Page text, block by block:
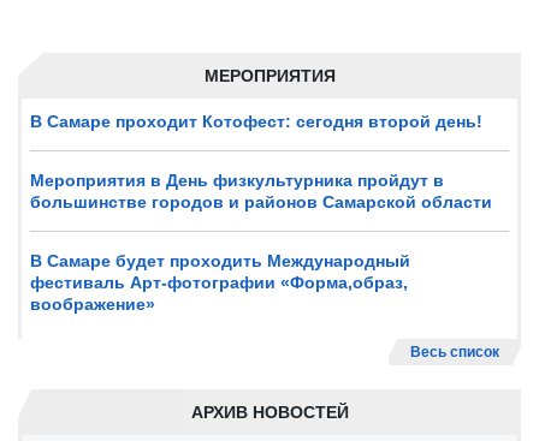
МЕРОПРИЯТИЯ
В Самаре проходит Котофест: сегодня второй день!
Мероприятия в День физкультурника пройдут в
большинстве городов и районов Самарской области
В Самаре будет проходить Международный
фестиваль Арт-фотографии «Форма,образ,
воображение»
Весь список
АРХИВ НОВОСТЕЙ